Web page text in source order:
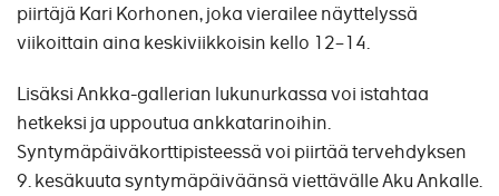
piirtäjä Kari Korhonen, joka vierailee näyttelyssä
viikoittain aina keskiviikkoisin kello 12–14.
Lisäksi Ankka-gallerian lukunurkassa voi istahtaa
hetkeksi ja uppoutua ankkatarinoihin.
Syntymäpäiväkorttipisteessä voi piirtää tervehdyksen
9. kesäkuuta syntymäpäiväänsä viettävälle Aku Ankalle.